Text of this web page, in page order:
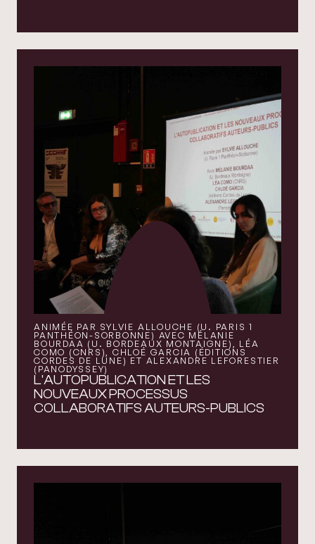
ANIMÉE PAR SYLVIE ALLOUCHE (U. PARIS 1
PANTHÉON-SORBONNE) AVEC MÉLANIE
BOURDAA (U. BORDEAUX MONTAIGNE), LÉA
COMO (CNRS), CHLOÉ GARCIA (ÉDITIONS
CORDES DE LUNE) ET ALEXANDRE LEFORESTIER
(PANODYSSEY)
L'AUTOPUBLICATION ET LES
NOUVEAUX PROCESSUS
COLLABORATIFS AUTEURS-PUBLICS